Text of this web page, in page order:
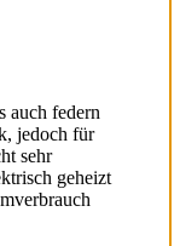
auch federn
jedoch für
sehr
geheizt